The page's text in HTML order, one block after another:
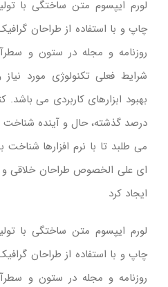
لورم ایپسوم متن ساختگی با
چاپ و با استفاده از طراحان
روزنامه و مجله در ستون و
شرایط فعلی تکنولوژی مورد
بهبود ابزارهای کاربردی می
درصد گذشته، حال و آینده
می طلبد تا با نرم افزارها شناخت
ای علی الخصوص طراحان خلاقی و
ایجاد کرد
لورم ایپسوم متن ساختگی با
چاپ و با استفاده از طراحان
روزنامه و مجله در ستون و